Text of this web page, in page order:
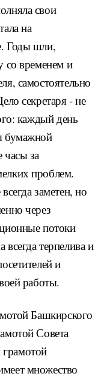
свои
на
Годы шли,
со временем и
самостоятельно
секретаря - не
каждый день
бумажной
часы за
проблем.
заметен, но
через
потоки
терпелива и
и
работы.
Башкирского
Совета
множество